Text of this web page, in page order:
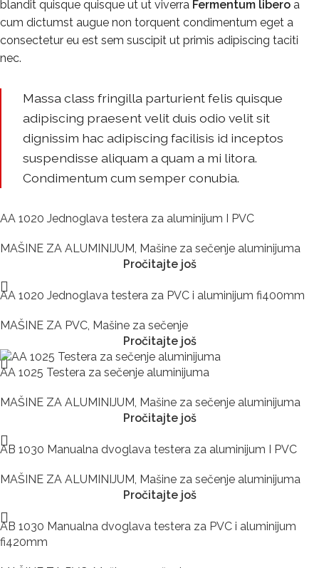
blandit quisque quisque ut ut viverra Fermentum libero a
cum dictumst augue non torquent condimentum eget a
consectetur eu est sem suscipit ut primis adipiscing taciti
nec.
Massa class fringilla parturient felis quisque
adipiscing praesent velit duis odio velit sit
dignissim hac adipiscing facilisis id inceptos
suspendisse aliquam a quam a mi litora.
Condimentum cum semper conubia.
AA 1020 Jednoglava testera za aluminijum I PVC
MAŠINE ZA ALUMINIJUM Mašine za sečenje aluminijuma
Pročitajte još
AA 1020 Jednoglava testera za PVC i aluminijum fi400mm
MAŠINE ZA PVC Mašine za sečenje
Pročitajte još
AA 1025 Testera za sečenje aluminijuma
MAŠINE ZA ALUMINIJUM, Mašine za sečenje aluminijuma
Pročitajte još
AB 1030 Manualna dvoglava testera za aluminijum I PVC
MAŠINE ZA ALUMINIJUM, Mašine za sečenje aluminijuma
Pročitajte još
AB 1030 Manualna dvoglava testera za PVC i aluminijum
fi420mm